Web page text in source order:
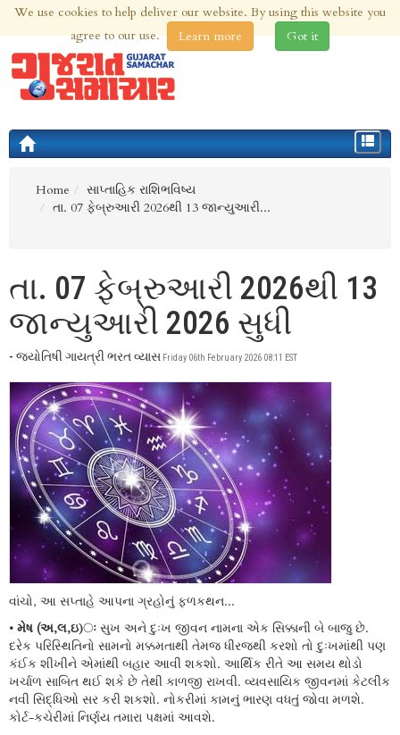
7th Aug 2026 | Updated at 01:59pm 7th Aug 2026
Toggle
Home
સાપ્તાહિક રાશિભવિષ્ય
તા. 07 ફેબ્રુઆરી 2026થી 13 જાન્યુઆરી...
તા. 07 ફેબ્રુઆરી 2026થી 13
જાન્યુઆરી 2026 સુધી
- જ્યોતિષી ગાયત્રી ભરત વ્યાસ Friday 06th February 2026 08:11 EST
વાંચો, આ સપ્તાહે આપના ગ્રહોનું ફળકથન...
• મેષ (અ,લ,ઇ)ઃ સુખ અને દુઃખ જીવન નામના એક સિક્કાની બે બાજુ છે.
દરેક પરિસ્થિતિનો સામનો મક્કમતાથી તેમજ ધીરજથી કરશો તો દુઃખમાંથી પણ
કંઈક શીખીને એમાંથી બહાર આવી શકશો. આર્થિક રીતે આ સમય થોડો
ખર્ચાળ સાબિત થઈ શકે છે તેથી કાળજી રાખવી. વ્યવસાયિક જીવનમાં કેટલીક
નવી સિદ્ધિઓ સર કરી શકશો. નોકરીમાં કામનું ભારણ વધતું જોવા મળશે.
કોર્ટ-કચેરીમાં નિર્ણય તમારા પક્ષમાં આવશે.
We use cookies to help deliver our website. By using this website you
agree to our use.
Learn more Got it